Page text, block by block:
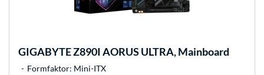
GIGABYTEZ890I AORUS ULTRA, Mainboard
Formfaktor: Mini-ITX